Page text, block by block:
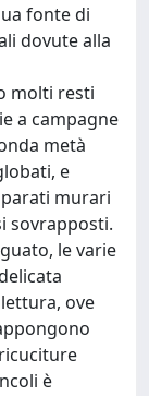
fonte di
dovute alla
molti resti
a campagne
metà
e
murari
sovrapposti.
le varie
ove
è